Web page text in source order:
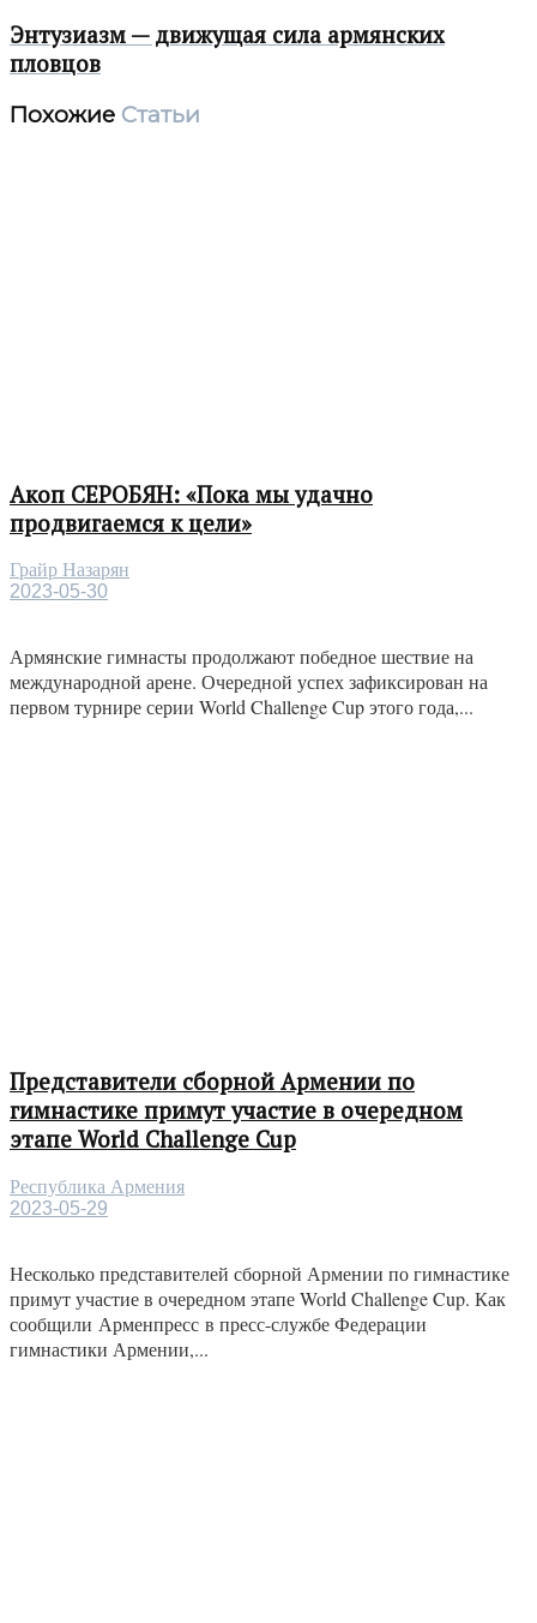
Энтузиазм — движущая сила армянских
пловцов
Похожие Статьи
Акоп СЕРОБЯН: «Пока мы удачно
продвигаемся к цели»
Грайр Назарян
2023-05-30
Армянские гимнасты продолжают победное шествие на
международной арене. Очередной успех зафиксирован на
первом турнире серии World Challenge Cup этого года,...
Представители сборной Армении по
гимнастике примут участие в очередном
этапе World Challenge Cup
Республика Армения
2023-05-29
Несколько представителей сборной Армении по гимнастике
примут участие в очередном этапе World Challenge Cup. Как
сообщили Арменпресс в пресс-службе Федерации
гимнастики Армении,...